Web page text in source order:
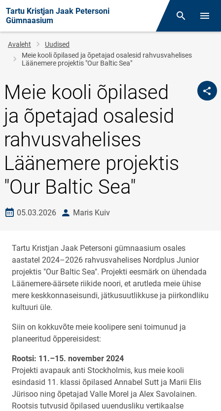
Tartu Kristjan Jaak Petersoni
Gümnaasium
Otsing
Leivapuru
Avaleht
Uudised
Meie kooli õpilased ja õpetajad osalesid rahvusvahelises
Läänemere projektis "Our Baltic Sea"
Meie kooli õpilased
ja õpetajad osalesid
rahvusvahelises
Läänemere projektis
"Our Baltic Sea"
Loomise kuupäev
05.03.2026 autorMaris Kuiv
Tartu Kristjan Jaak Petersoni gümnaasium osales
aastatel 2024–2026 rahvusvahelises Nordplus Junior
projektis "Our Baltic Sea". Projekti eesmärk on ühendada
Läänemere-äärsete riikide noori, et arutleda meie ühise
mere keskkonnaseisundi, jätkusuutlikkuse ja piirkondliku
kultuuri üle.
Siin on kokkuvõte meie koolipere seni toimunud ja
planeeritud õppereisidest:
Rootsi: 11.–15. november 2024
Projekti avapauk anti Stockholmis, kus meie kooli
esindasid 11. klassi õpilased Annabel Sutt ja Marii Elis
Jürisoo ning õpetajad Valle Morel ja Alex Savolainen.
Rootsis tutvusid õpilased uuendusliku vertikaalse